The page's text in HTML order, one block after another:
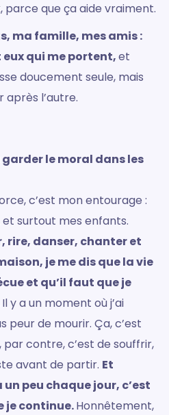
parce que ça aide vraiment.
ma famille, mes amis :
qui me portent,et
doucement seule, mais
après l’autre.
garder le moral dans les
c’est mon entourage :
surtout mes enfants.
rire, danser, chanter et
je me dis que la vie
et qu’il faut que je
Il y a un moment où j’ai
peur de mourir. Ça, c’est
contre, c’est de souffrir,
avant de partir. Et
peu chaque jour, c’est
je continue.Honnêtement,